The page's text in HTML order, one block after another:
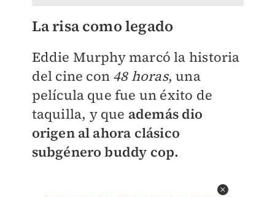
La risa como legado
Eddie Murphy marcó la historia
del cine con 48 horas, una
película que fue un éxito de
taquilla, y que además dio
origen al ahora clásico
subgénero buddy cop.